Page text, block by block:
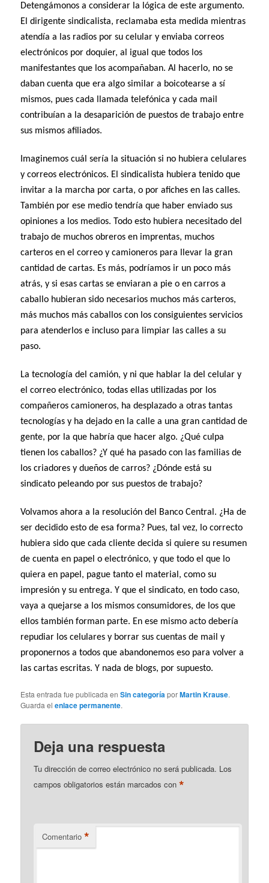
Detengámonos a considerar la lógica de este argumento.
El dirigente sindicalista, reclamaba esta medida mientras
atendía a las radios por su celular y enviaba correos
electrónicos por doquier, al igual que todos los
manifestantes que los acompañaban. Al hacerlo, no se
daban cuenta que era algo similar a boicotearse a sí
mismos, pues cada llamada telefónica y cada mail
contribuían a la desaparición de puestos de trabajo entre
sus mismos afiliados.
Imaginemos cuál sería la situación si no hubiera celulares
y correos electrónicos. El sindicalista hubiera tenido que
invitar a la marcha por carta, o por afiches en las calles.
También por ese medio tendría que haber enviado sus
opiniones a los medios. Todo esto hubiera necesitado del
trabajo de muchos obreros en imprentas, muchos
carteros en el correo y camioneros para llevar la gran
cantidad de cartas. Es más, podríamos ir un poco más
atrás, y si esas cartas se enviaran a pie o en carros a
caballo hubieran sido necesarios muchos más carteros,
más muchos más caballos con los consiguientes servicios
para atenderlos e incluso para limpiar las calles a su
paso.
La tecnología del camión, y ni que hablar la del celular y
el correo electrónico, todas ellas utilizadas por los
compañeros camioneros, ha desplazado a otras tantas
tecnologías y ha dejado en la calle a una gran cantidad de
gente, por la que habría que hacer algo. ¿Qué culpa
tienen los caballos? ¿Y qué ha pasado con las familias de
los criadores y dueños de carros? ¿Dónde está su
sindicato peleando por sus puestos de trabajo?
Volvamos ahora a la resolución del Banco Central. ¿Ha de
ser decidido esto de esa forma? Pues, tal vez, lo correcto
hubiera sido que cada cliente decida si quiere su resumen
de cuenta en papel o electrónico, y que todo el que lo
quiera en papel, pague tanto el material, como su
impresión y su entrega. Y que el sindicato, en todo caso,
vaya a quejarse a los mismos consumidores, de los que
ellos también forman parte. En ese mismo acto debería
repudiar los celulares y borrar sus cuentas de mail y
proponernos a todos que abandonemos eso para volver a
las cartas escritas. Y nada de blogs, por supuesto.
Esta entrada fue publicada enSin categoríaporMartin Krause.
Guarda elenlace permanente.
Deja una respuesta
Tu dirección de correo electrónico no será publicada. Los
campos obligatorios están marcados con*
Comentario *